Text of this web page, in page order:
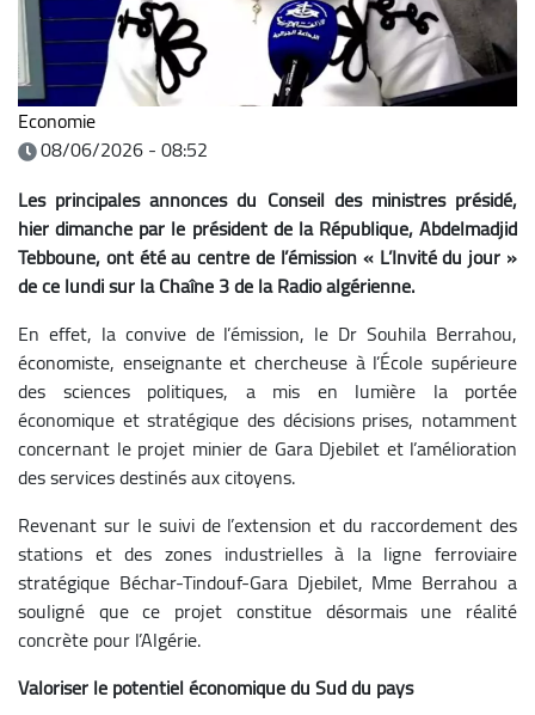
Economie
08/06/2026 - 08:52
Les principales annonces du Conseil des ministres présidé,
hier dimanche par le président de la République, Abdelmadjid
Tebboune, ont été au centre de l’émission « L’Invité du jour »
de ce lundi sur la Chaîne 3 de la Radio algérienne.
En effet, la convive de l’émission, le Dr Souhila Berrahou,
économiste, enseignante et chercheuse à l’École supérieure
des sciences politiques, a mis en lumière la portée
économique et stratégique des décisions prises, notamment
concernant le projet minier de Gara Djebilet et l’amélioration
des services destinés aux citoyens.
Revenant sur le suivi de l’extension et du raccordement des
stations et des zones industrielles à la ligne ferroviaire
stratégique Béchar-Tindouf-Gara Djebilet, Mme Berrahou a
souligné que ce projet constitue désormais une réalité
concrète pour l’Algérie.
Valoriser le potentiel économique du Sud du pays